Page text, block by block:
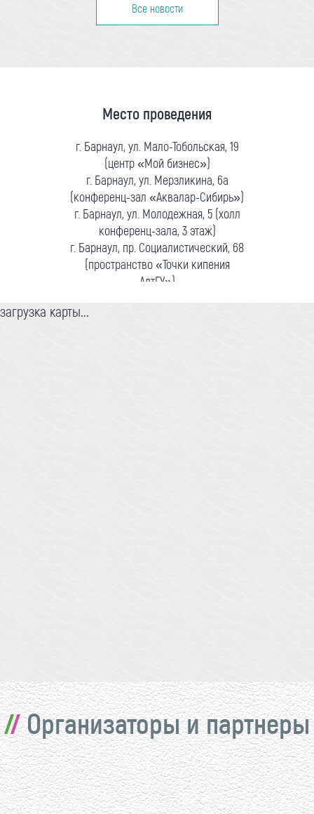
Все новости
Место проведения
г. Барнаул, ул. Мало-Тобольская, 19
(центр «Мой бизнес»)
г. Барнаул, ул. Мерзликина, 6а
(конференц-зал «Аквалар-Сибирь»)
г. Барнаул, ул. Молодежная, 5 (холл
конференц-зала, 3 этаж)
г. Барнаул, пр. Социалистический, 68
(пространство «Точки кипения
АлтГУ»)
загрузка карты...
Организаторы и партнеры